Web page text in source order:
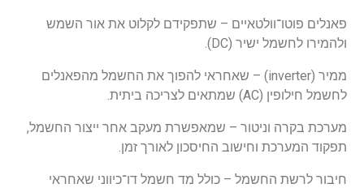
פאנלים פוטו־וולטאיים – שתפקידם לקלוט את אור השמש
ולהמירו לחשמל ישיר (
DC
).
ממיר (
inverter
) – שאחראי להפוך את החשמל מהפאנלים
לחשמל חילופין (
AC
) שמתאים לצריכה ביתית.
מערכת בקרה וניטור – שמאפשרת מעקב אחר ייצור החשמל,
תפקוד המערכת וחישוב החיסכון לאורך זמן.
חיבור לרשת החשמל – כולל מד חשמל דו־כיווני שאחראי